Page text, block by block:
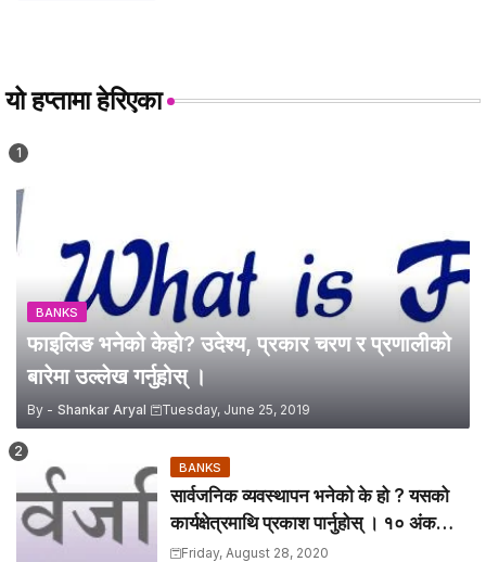
यो हप्तामा हेरिएका
BANKS
फाइलिङ भनेको केहो? उदेश्य, प्रकार चरण र प्रणालीको
बारेमा उल्लेख गर्नुहोस् ।
By - Shankar Aryal Tuesday, June 25, 2019
BANKS
सार्वजनिक व्यवस्थापन भनेको के हो ? यसको
कार्यक्षेत्रमाथि प्रकाश पार्नुहोस् । १० अंकको
प्रश्न है त
Friday, August 28, 2020